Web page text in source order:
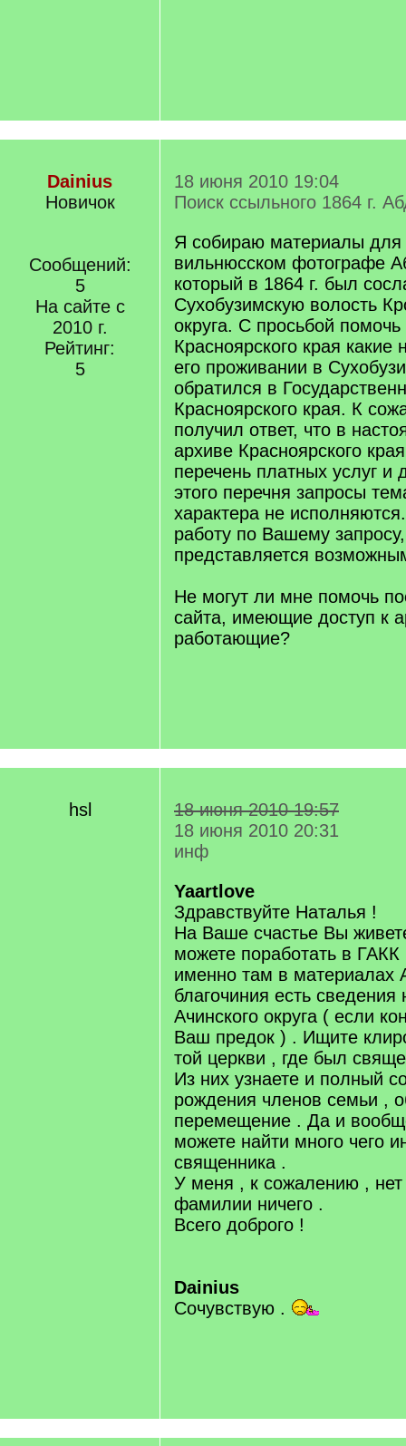
Dainius
Новичок
Сообщений:
5
На сайте с
2010 г.
Рейтинг:
5
18 июня 2010 19:04
Поиск ссыльного 1864 г.
Я собираю материалы для
вильнюсском фотографе
который в 1864 г. был
Сухобузимскую волость
округа. С просьбой
Красноярского края какие
его проживании в
обратился в
Красноярского края. К
получил ответ, что в
архиве Красноярского
перечень платных услуг и
этого перечня запросы
характера не
работу по Вашему
представляется
Не могут ли мне помочь
сайта, имеющие доступ к
работающие?
hsl
18 июня 2010 19:57
18 июня 2010 20:31
инф
Yaartlove
Здравствуйте Наталья !
На Ваше счастье Вы
можете поработать в ГАКК
именно там в материалах
благочиния есть
Ачинского округа ( если
Ваш предок ) . Ищите
той церкви , где был
Из них узнаете и полный
рождения членов семьи ,
перемещение . Да и
можете найти много чего
священника .
У меня , к сожалению ,
фамилии ничего .
Всего доброго !
Dainius
Сочувствую .